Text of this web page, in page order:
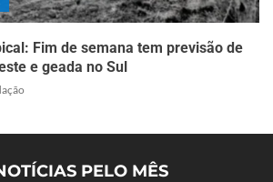
Fim de semana tem previsão de
e geada no Sul
PELO MÊS